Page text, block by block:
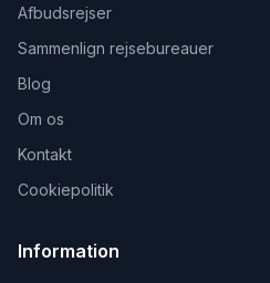
Afbudsrejser
Sammenlign rejsebureauer
Blog
Om os
Kontakt
Cookiepolitik
Information